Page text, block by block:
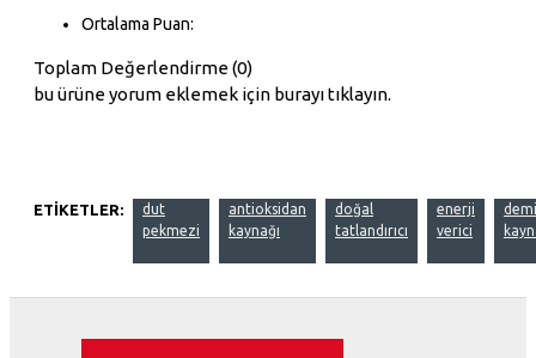
Ortalama Puan:
Toplam Değerlendirme (0)
bu ürüne yorum eklemek için burayı tıklayın.
ETIKETLER:
dut
pekmezi
antioksidan
kaynağı
doğal
tatlandırıcı
enerji
verici